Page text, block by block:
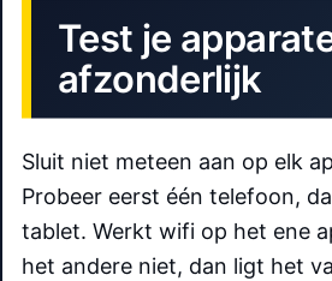
Test je
afzonderlijk
Sluit niet meteen aan op elk
Probeer eerst één telefoon,
tablet. Werkt wifi op het ene
het andere niet, dan ligt het